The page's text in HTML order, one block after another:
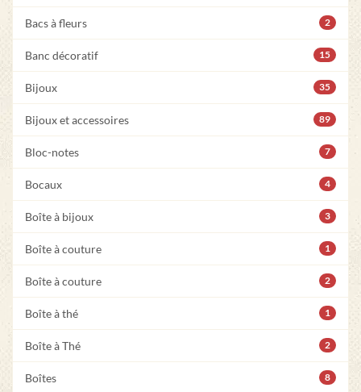
Bacs à fleurs 2
Banc décoratif 15
Bijoux 35
Bijoux et accessoires 89
Bloc-notes 7
Bocaux 4
Boîte à bijoux 3
Boîte à couture 1
Boîte à couture 2
Boîte à thé 1
Boîte à Thé 2
Boîtes 8